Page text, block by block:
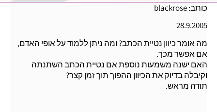
כותב: blackrose
28.9.2005
מה אומר כיוון נטיית הכתב? ומה ניתן ללמוד על אופי האדם,
אם אפשר מכך.
האם ישנה משמעות נוספת אם נטיית הכתב השתנתה
וקיבלה בדיוק את הכיוון ההפוך תוך זמן קצר?
תודה מראש.